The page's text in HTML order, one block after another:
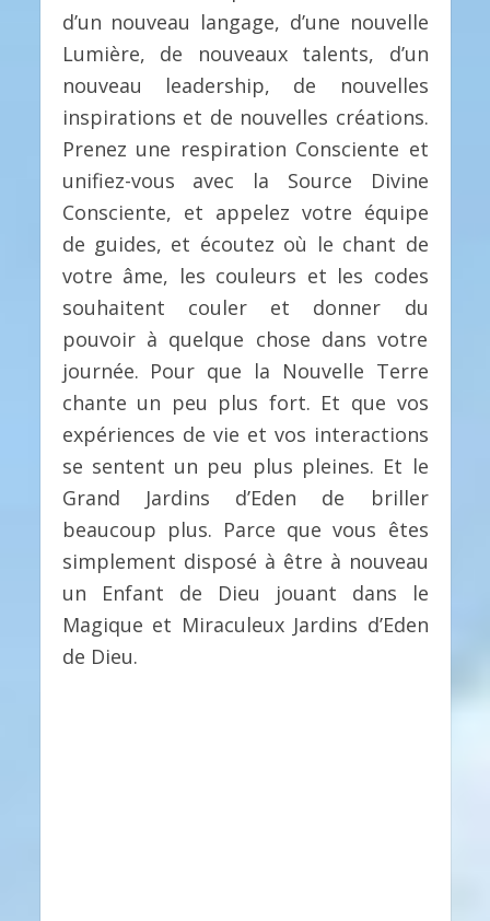
d’un nouveau langage, d’une nouvelle
Lumière, de nouveaux talents, d’un
nouveau leadership, de nouvelles
inspirations et de nouvelles créations.
Prenez une respiration Consciente et
unifiez-vous avec la Source Divine
Consciente, et appelez votre équipe
de guides, et écoutez où le chant de
votre âme, les couleurs et les codes
souhaitent couler et donner du
pouvoir à quelque chose dans votre
journée. Pour que la Nouvelle Terre
chante un peu plus fort. Et que vos
expériences de vie et vos interactions
se sentent un peu plus pleines. Et le
Grand Jardins d’Eden de briller
beaucoup plus. Parce que vous êtes
simplement disposé à être à nouveau
un Enfant de Dieu jouant dans le
Magique et Miraculeux Jardins d’Eden
de Dieu.